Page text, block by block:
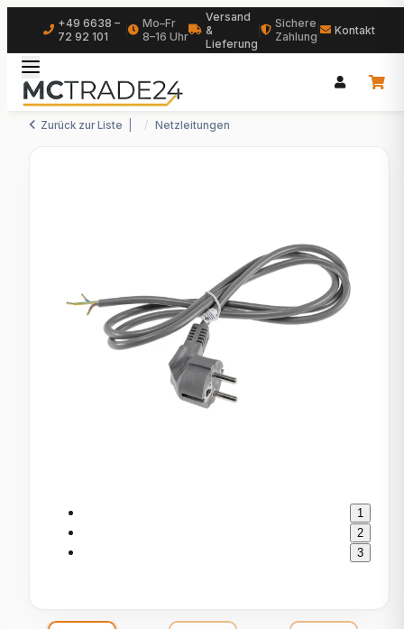
+49 6638 –
72 92 101
Mo–Fr
8–16 Uhr
Versand
&
Lieferung
Sichere
Zahlung
Kontakt
Zurück zur Liste Netzleitungen
1
2
3